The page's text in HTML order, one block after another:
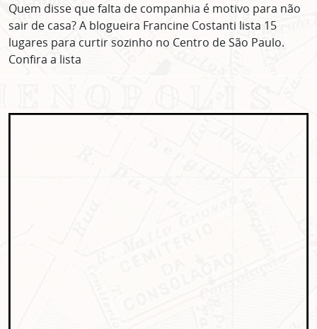
Quem disse que falta de companhia é motivo para não
sair de casa? A blogueira Francine Costanti lista 15
lugares para curtir sozinho no Centro de São Paulo.
Confira a lista